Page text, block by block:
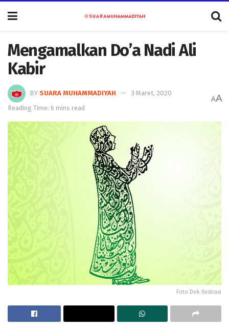
Mengamalkan Do’a Nadi Ali
Kabir
BY SUARA MUHAMMADIYAH
3 Maret, 2020
Reading Time: 6 mins read
AA
Foto Dok Ilustrasi